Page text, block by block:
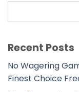
Recent Posts
No Wagering
Finest Choice